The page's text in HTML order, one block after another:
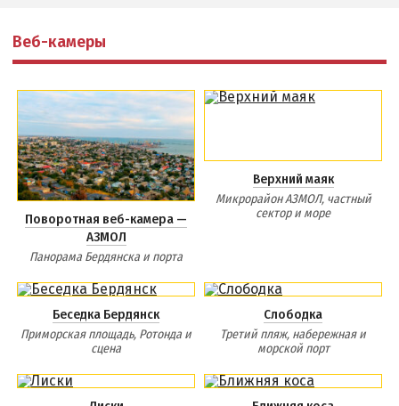
Веб-камеры
Поворотная веб-камера —
АЗМОЛ
Панорама Бердянска и порта
Верхний маяк
Микрорайон АЗМОЛ, частный
сектор и море
Беседка Бердянск
Приморская площадь, Ротонда и
сцена
Слободка
Третий пляж, набережная и
морской порт